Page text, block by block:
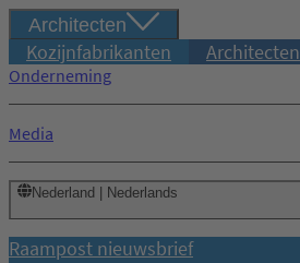
Architecten
Kozijnfabrikanten Architecten
Onderneming
Media
Nederland | Nederlands
Raampost nieuwsbrief